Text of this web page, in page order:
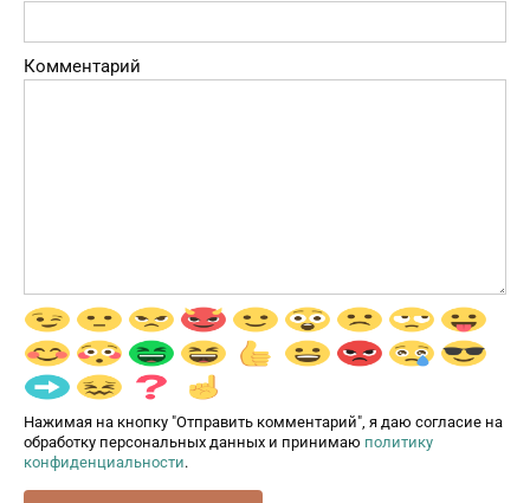
Комментарий
Нажимая на кнопку "Отправить комментарий", я даю согласие на
обработку персональных данных и принимаю политику
конфиденциальности.